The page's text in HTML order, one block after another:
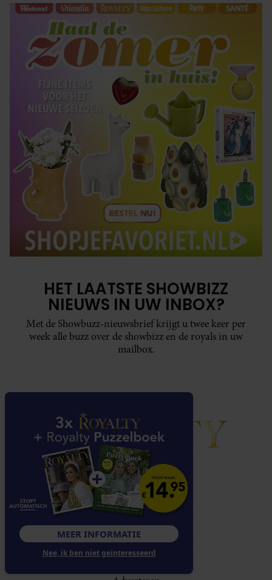
HET LAATSTE SHOWBIZZ
NIEUWS IN UW INBOX?
Met de Showbuzz-nieuwsbrief krijgt u twee keer per
week alle buzz over de showbizz en de royals in uw
mailbox.
NAVIGATIE
Over Royalty
Klantenservice
Abonnementen
Contact
MEER INFORMATIE
Nee, ik ben niet geïnteresseerd